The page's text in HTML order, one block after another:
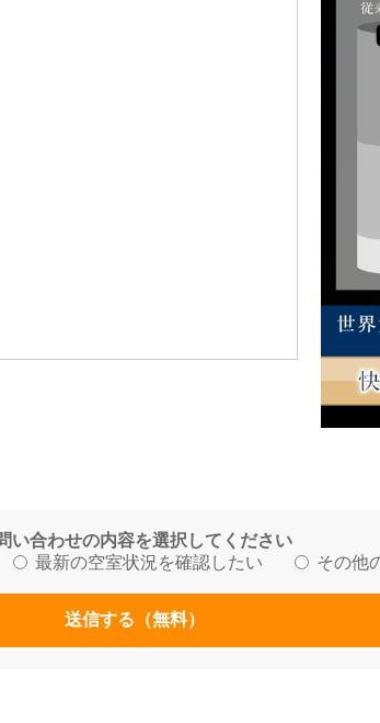
い合わせの内容を選択してください
最新の空室状況を確認したい その他
送信する（無料）